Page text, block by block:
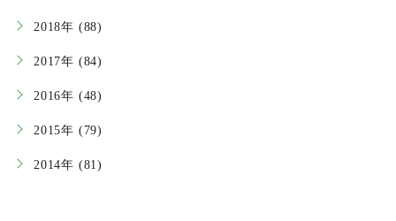
2018年 (88)
2017年 (84)
2016年 (48)
2015年 (79)
2014年 (81)